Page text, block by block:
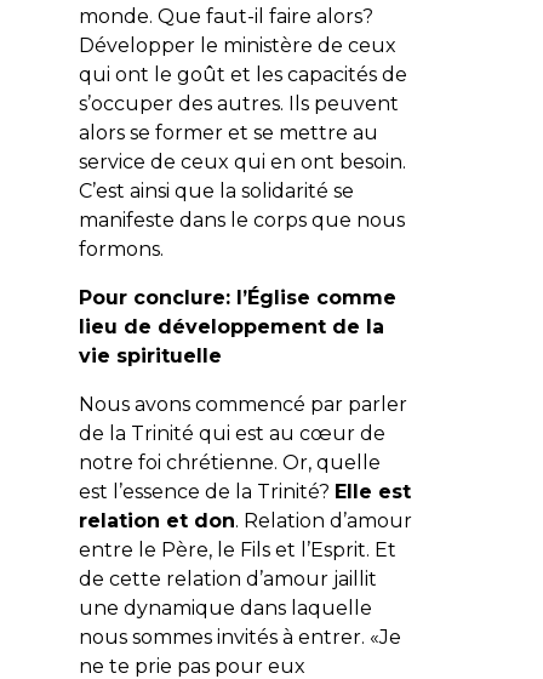
monde. Que faut-il faire alors?
Développer le ministère de ceux
qui ont le goût et les capacités de
s’occuper des autres. Ils peuvent
alors se former et se mettre au
service de ceux qui en ont besoin.
C’est ainsi que la solidarité se
manifeste dans le corps que nous
formons.
Pour conclure: l’Église comme
lieu de développement de la
vie spirituelle
Nous avons commencé par parler
de la Trinité qui est au cœur de
notre foi chrétienne. Or, quelle
est l’essence de la Trinité? Elle est
relation et don. Relation d’amour
entre le Père, le Fils et l’Esprit. Et
de cette relation d’amour jaillit
une dynamique dans laquelle
nous sommes invités à entrer. «Je
ne te prie pas pour eux